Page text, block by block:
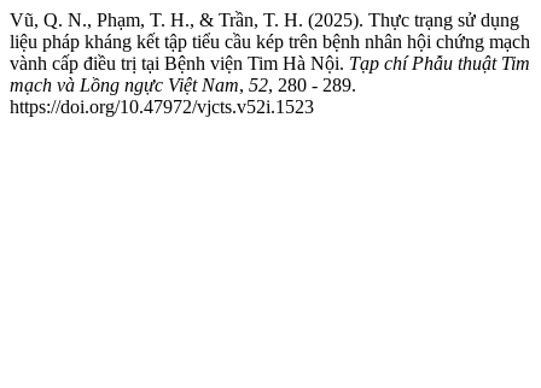
Vũ, Q. N., Phạm, T. H., & Trần, T. H. (2025). Thực trạng sử dụng
liệu pháp kháng kết tập tiểu cầu kép trên bệnh nhân hội chứng mạch
vành cấp điều trị tại Bệnh viện Tim Hà Nội. Tạp chí Phẫu thuật Tim
mạch và Lồng ngực Việt Nam, 52, 280 - 289.
https://doi.org/10.47972/vjcts.v52i.1523